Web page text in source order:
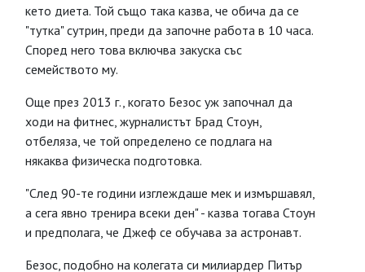
кето диета. Той също така казва, че обича да се
"тутка" сутрин, преди да започне работа в 10 часа.
Според него това включва закуска със
семейството му.
Още през 2013 г., когато Безос уж започнал да
ходи на фитнес, журналистът Брад Стоун,
отбеляза, че той определено се подлага на
някаква физическа подготовка.
"След 90-те години изглеждаше мек и измършавял,
а сега явно тренира всеки ден" - казва тогава Стоун
и предполага, че Джеф се обучава за астронавт.
Безос, подобно на колегата си милиардер Питър